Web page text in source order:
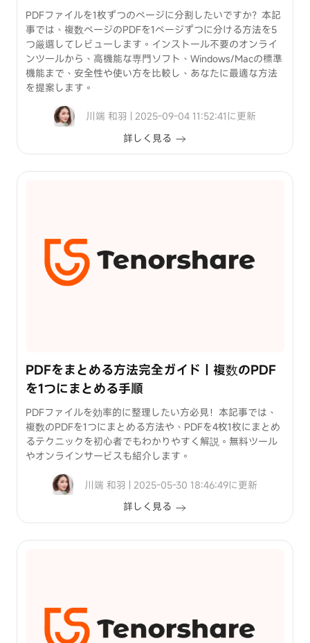
PDFファイルを1枚ずつのページに分割したいですか？本記
事では、複数ページのPDFを1ページずつに分ける方法を5
つ厳選してレビューします。インストール不要のオンライ
ンツールから、高機能な専門ソフト、Windows/Macの標準
機能まで、安全性や使い方を比較し、あなたに最適な方法
を提案します。
川端 和羽 | 2025-09-04 11:52:41に更新
詳しく見る
PDFをまとめる方法完全ガイド｜複数のPDF
を1つにまとめる手順
PDFファイルを効率的に整理したい方必見！本記事では、
複数のPDFを1つにまとめる方法や、PDFを4枚1枚にまとめ
るテクニックを初心者でもわかりやすく解説。無料ツール
やオンラインサービスも紹介します。
川端 和羽 | 2025-05-30 18:46:49に更新
詳しく見る